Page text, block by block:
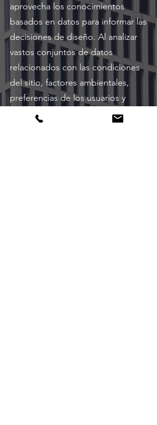
aprovecha los conocimientos
basados en datos para informar las
decisiones de diseño. Al analizar
vastos conjuntos de datos
relacionados con las condiciones
del sitio, factores ambientales,
preferencias de los usuarios y
precedentes históricos, los